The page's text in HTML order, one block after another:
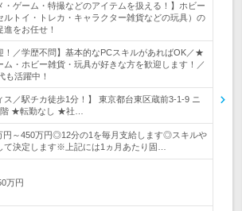
・ゲーム・特撮などのアイテムを扱える！】ホビー
ルトイ・トレカ・キャラクター雑貨などの玩具）の
をお任せ！
！／学歴不問】基本的なPCスキルがあればOK／★
ム・ホビー雑貨・玩具が好きな方を歓迎します！／
活躍中！
ス／駅チカ徒歩1分！】 東京都台東区蔵前3-1-9 ニ
階 ★転勤なし ★社…
円～450万円◎12分の1を毎月支給します◎スキルや
て決定します※上記には1ヵ月あたり固…
万円